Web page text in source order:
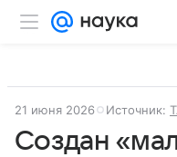
21 июня 2026 Источник:
Создан